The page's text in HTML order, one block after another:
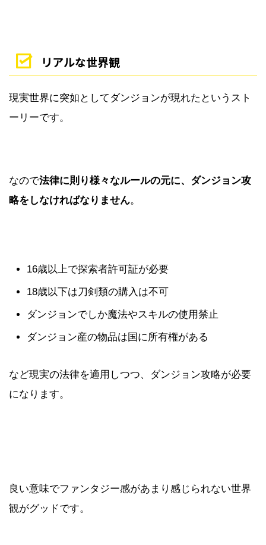
リアルな世界観
現実世界に突如としてダンジョンが現れたというスト
ーリーです。
なので法律に則り様々なルールの元に、ダンジョン攻
略をしなければなりません。
16歳以上で探索者許可証が必要
18歳以下は刀剣類の購入は不可
ダンジョンでしか魔法やスキルの使用禁止
ダンジョン産の物品は国に所有権がある
など現実の法律を適用しつつ、ダンジョン攻略が必要
になります。
良い意味でファンタジー感があまり感じられない世界
観がグッドです。